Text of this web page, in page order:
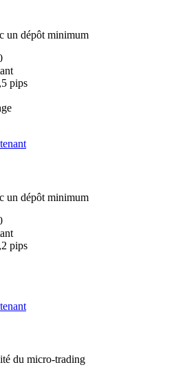
un dépôt minimum
pips
un dépôt minimum
pips
du micro-trading